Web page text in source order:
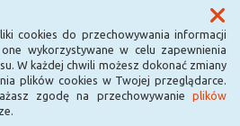
cookies do przechowywania informacji
wykorzystywane w celu zapewnienia
W każdej chwili możesz dokonać zmiany
plików cookies w Twojej przeglądarce.
zgodę na przechowywanie plików
Menu
w